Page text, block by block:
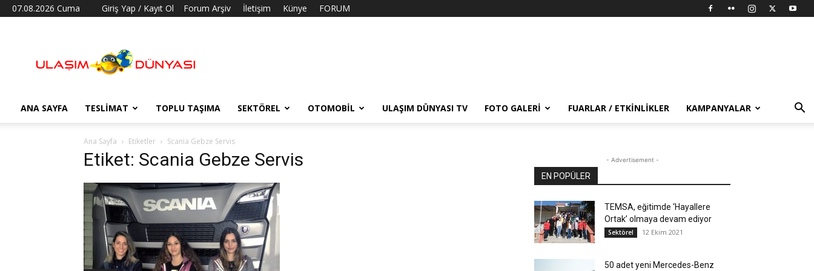
07.08.2026 Cuma Giriş Yap / Kayıt Ol Forum Arşiv İletişim Künye FORUM
Dünyası
ANA SAYFA TESLIMAT TOPLU TAŞIMA SEKTÖREL OTOMOBIL ULAŞIM DÜNYASI TV FOTO GALERI FUARLAR / ETKINLIKLER KAMPANYALAR
Ana Sayfa Etiketler Scania Gebze Servis
Etiket: Scania Gebze Servis - Advertisement -
EN POPÜLER
TEMSA, eğitimde ‘Hayallere
Ortak’ olmaya devam ediyor
Sektörel 12 Ekim 2021
50 adet yeni Mercedes-Benz